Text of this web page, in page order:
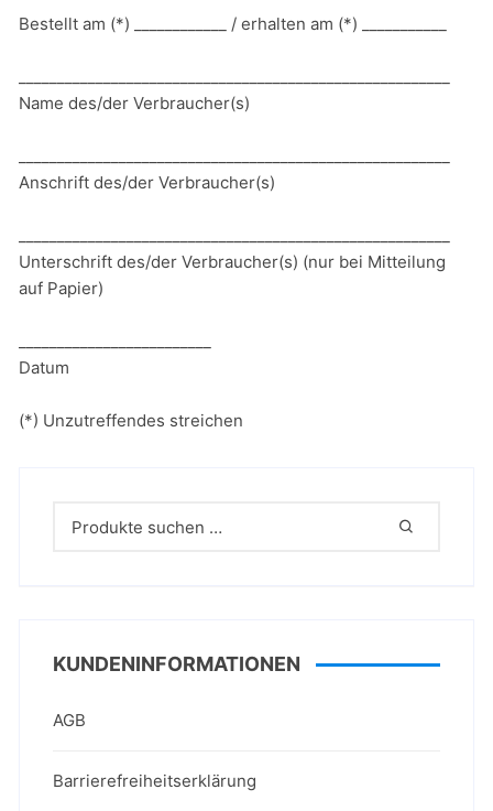
Bestellt am (*) ____________ / erhalten am (*) ___________
Name des/der Verbraucher(s)
Anschrift des/der Verbraucher(s)
Unterschrift des/der Verbraucher(s) (nur bei Mitteilung
auf Papier)
Datum
(*) Unzutreffendes streichen
KUNDENINFORMATIONEN
AGB
Barrierefreiheitserklärung